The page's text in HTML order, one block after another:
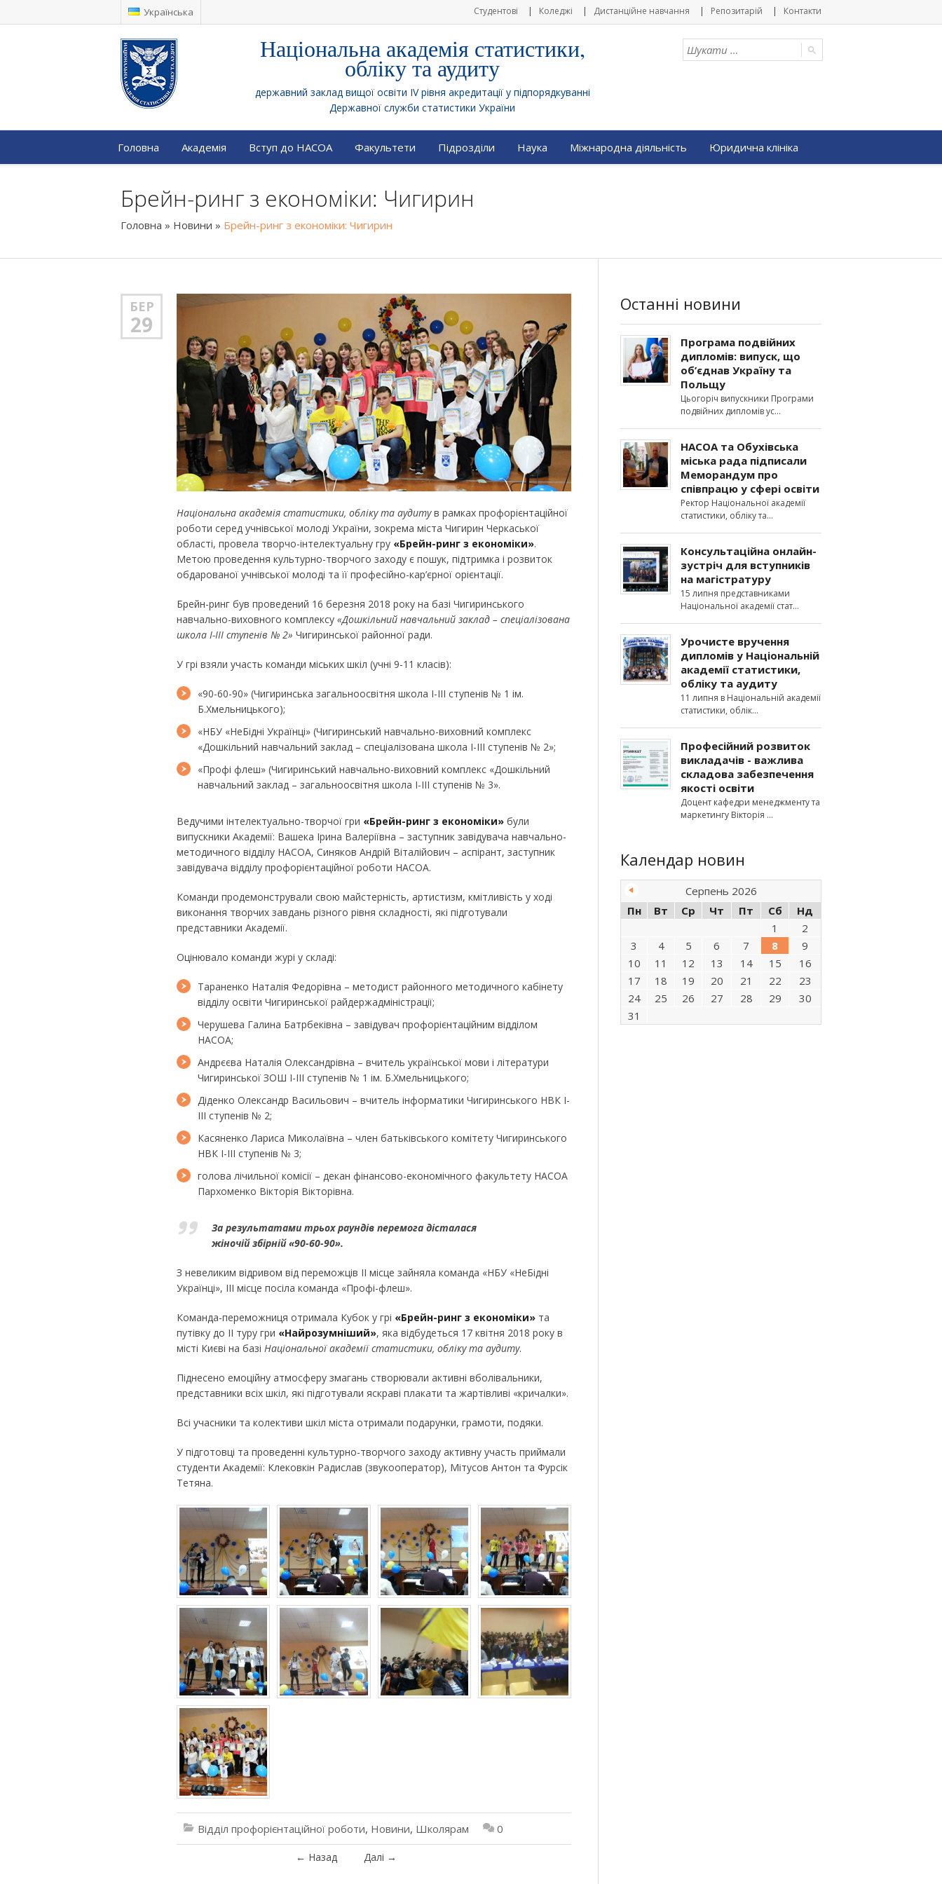
Українська Студентові Коледжі Дистанційне навчання Репозитарій Контакти
Національна академія статистики,
обліку та аудиту
державний заклад вищої освіти IV рівня акредитації у підпорядкуванні
Державної служби статистики України
Головна Академія Вступ до НАСОА Факультети Підрозділи Наука Міжнародна діяльність Юридична клініка
Брейн-ринг з економіки: Чигирин
Головна » Новини » Брейн-ринг з економіки: Чигирин
БЕР
29
Національна академія статистики, обліку та аудитув рамках профорієнтаційної
роботи серед учнівської молоді України, зокрема міста Чигирин Черкаської
області, провела творчо-інтелектуальну гру «Брейн-ринг з економіки».
Метою проведення культурно-творчого заходу є пошук, підтримка і розвиток
обдарованої учнівської молоді та її професійно-кар’єрної орієнтації.
Брейн-ринг був проведений 16 березня 2018 року на базі Чигиринського
навчально-виховного комплексу «Дошкільний навчальний заклад – спеціалізована
школа І-ІІІ ступенів № 2» Чигиринської районної ради.
У грі взяли участь команди міських шкіл (учні 9-11 класів):
«90-60-90» (Чигиринська загальноосвітня школа І-ІІІ ступенів № 1 ім.
Б.Хмельницького);
«НБУ «НеБідні Українці» (Чигиринський навчально-виховний комплекс
«Дошкільний навчальний заклад – спеціалізована школа І-ІІІ ступенів № 2»;
«Профі флеш» (Чигиринський навчально-виховний комплекс «Дошкільний
навчальний заклад – загальноосвітня школа І-ІІІ ступенів № 3».
Ведучими інтелектуально-творчої гри «Брейн-ринг з економіки» були
випускники Академії: Вашека Ірина Валеріївна – заступник завідувача навчально-
методичного відділу НАСОА, Синяков Андрій Віталійович – аспірант, заступник
завідувача відділу профорієнтаційної роботи НАСОА.
Команди продемонстрували свою майстерність, артистизм, кмітливість у ході
виконання творчих завдань різного рівня складності, які підготували
представники Академії.
Оцінювало команди журі у складі:
Тараненко Наталія Федорівна – методист районного методичного кабінету
відділу освіти Чигиринської райдержадміністрації;
Черушева Галина Батрбеківна – завідувач профорієнтаційним відділом
НАСОА;
Андрєєва Наталія Олександрівна – вчитель української мови і літератури
Чигиринської ЗОШ І-ІІІ ступенів № 1 ім. Б.Хмельницького;
Діденко Олександр Васильович – вчитель інформатики Чигиринського НВК І-
ІІІ ступенів № 2;
Касяненко Лариса Миколаївна – член батьківського комітету Чигиринського
НВК І-ІІІ ступенів № 3;
голова лічильної комісії – декан фінансово-економічного факультету НАСОА
Пархоменко Вікторія Вікторівна.
За результатами трьох раундів перемога дісталася
жіночій збірній «90-60-90».
З невеликим відривом від переможців ІІ місце зайняла команда «НБУ «НеБідні
Українці», ІІІ місце посіла команда «Профі-флеш».
Команда-переможниця отримала Кубок у грі «Брейн-ринг з економіки» та
путівку до ІІ туру гри «Найрозумніший», яка відбудеться 17 квітня 2018 року в
місті Києві на базі Національної академії статистики, обліку та аудиту.
Піднесено емоційну атмосферу змагань створювали активні вболівальники,
представники всіх шкіл, які підготували яскраві плакати та жартівливі «кричалки».
Всі учасники та колективи шкіл міста отримали подарунки, грамоти, подяки.
У підготовці та проведенні культурно-творчого заходу активну участь приймали
студенти Академії: Клековкін Радислав (звукооператор), Мітусов Антон та Фурсік
Тетяна.
Відділ профорієнтаційної роботи, Новини, Школярам 0
← Назад Далі →
Останні новини
Програма подвійних
дипломів: випуск, що
об’єднав Україну та
Польщу
Цьогоріч випускники Програми
подвійних дипломів ус
НАСОА та Обухівська
міська рада підписали
Меморандум про
співпрацю у сфері освіти
Ректор Національної академії
статистики, обліку та
Консультаційна онлайн-
зустріч для вступників
на магістратуру
15 липня представниками
Національної академії стат
Урочисте вручення
дипломів у Національній
академії статистики,
обліку та аудиту
11 липня в Національній академії
статистики, облік
Професійний розвиток
викладачів - важлива
складова забезпечення
якості освіти
Доцент кафедри менеджменту та
маркетингу Вікторія
Календар новин
Серпень 2026
Пн
Вт Ср Чт Пт Сб
Нд
1
2
3
4 5 6 7 8
9
10
11 12 13 14 15
16
17
18 19 20 21 22
23
24
25 26 27 28 29
30
31